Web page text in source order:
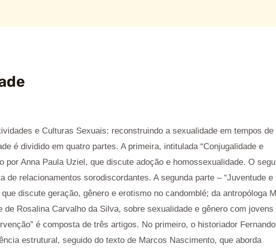
e Culturas Sexuais: reconstruindo a sexualidade em tempos de
é dividido em quatro partes. A primeira, intitulada “Conjugalidade e
por Anna Paula Uziel, que discute adoção e homossexualidade. O
de relacionamentos sorodiscordantes. A segunda parte – “Juventude e
discute geração, gênero e erotismo no candomblé; da antropóloga
Rosalina Carvalho da Silva, sobre sexualidade e gênero com jovens
é composta de três artigos. No primeiro, o historiador Fernando
estrutural, seguido do texto de Marcos Nascimento, que aborda